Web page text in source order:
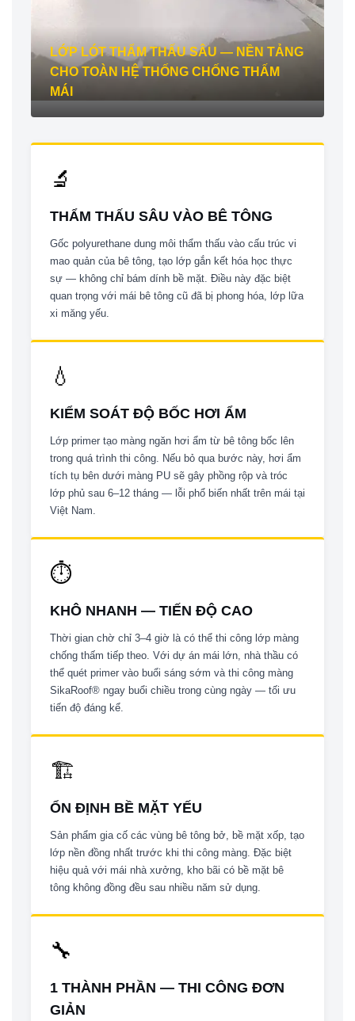
LỚP LÓT THẨM THẤU SÂU — NỀN TẢNG
CHO TOÀN HỆ THỐNG CHỐNG THẤM
MÁI
🔬
THẨM THẤU SÂU VÀO BÊ TÔNG
Gốc polyurethane dung môi thẩm thấu vào cấu trúc vi
mao quản của bê tông, tạo lớp gắn kết hóa học thực
sự — không chỉ bám dính bề mặt. Điều này đặc biệt
quan trọng với mái bê tông cũ đã bị phong hóa, lớp lữa
xi măng yếu.
💧
KIỂM SOÁT ĐỘ BỐC HƠI ẨM
Lớp primer tạo màng ngăn hơi ẩm từ bê tông bốc lên
trong quá trình thi công. Nếu bỏ qua bước này, hơi ẩm
tích tụ bên dưới màng PU sẽ gây phồng rộp và tróc
lớp phủ sau 6–12 tháng — lỗi phổ biến nhất trên mái tại
Việt Nam.
⏱
KHÔ NHANH — TIẾN ĐỘ CAO
Thời gian chờ chỉ 3–4 giờ là có thể thi công lớp màng
chống thấm tiếp theo. Với dự án mái lớn, nhà thầu có
thể quét primer vào buổi sáng sớm và thi công màng
SikaRoof® ngay buổi chiều trong cùng ngày — tối ưu
tiến độ đáng kể.
🏗
ỔN ĐỊNH BỀ MẶT YẾU
Sản phẩm gia cố các vùng bê tông bở, bề mặt xốp, tạo
lớp nền đồng nhất trước khi thi công màng. Đặc biệt
hiệu quả với mái nhà xưởng, kho bãi có bề mặt bê
tông không đồng đều sau nhiều năm sử dụng.
🔧
1 THÀNH PHẦN — THI CÔNG ĐƠN
GIẢN